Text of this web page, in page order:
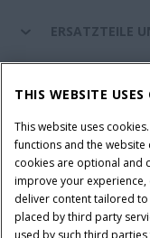
ERSATZTEILE
CASE IH WELT
Nutzungsbedingungen
Datenschutzhinweise
Telematics-
THIS WEBSITE USES
This website uses
functions and the
cookies are optional and
improve your
deliver content tailored
placed by third party
used by such third